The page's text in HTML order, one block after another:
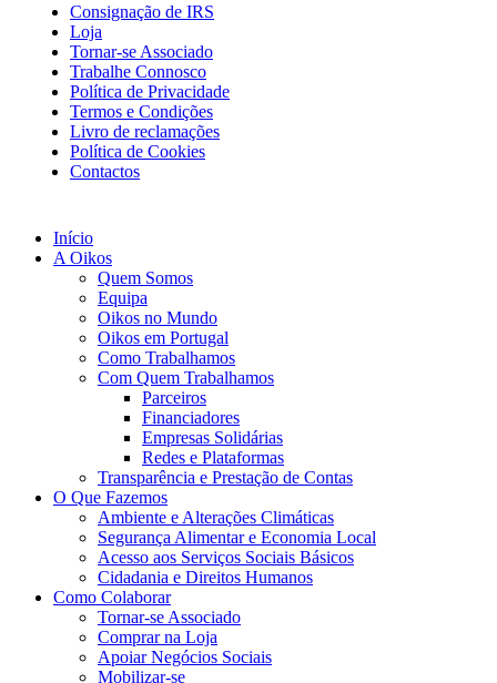
Consignação de IRS
Loja
Tornar-se Associado
Trabalhe Connosco
Política de Privacidade
Termos e Condições
Livro de reclamações
Política de Cookies
Contactos
Início
A Oikos
Quem Somos
Equipa
Oikos no Mundo
Oikos em Portugal
Como Trabalhamos
Com Quem Trabalhamos
Parceiros
Financiadores
Empresas Solidárias
Redes e Plataformas
Transparência e Prestação de Contas
O Que Fazemos
Ambiente e Alterações Climáticas
Segurança Alimentar e Economia Local
Acesso aos Serviços Sociais Básicos
Cidadania e Direitos Humanos
Como Colaborar
Tornar-se Associado
Comprar na Loja
Apoiar Negócios Sociais
Mobilizar-se